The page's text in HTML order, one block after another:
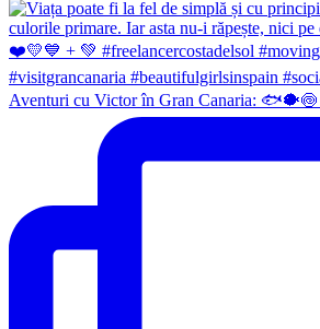
Aventuri cu Victor în Gran Canaria: